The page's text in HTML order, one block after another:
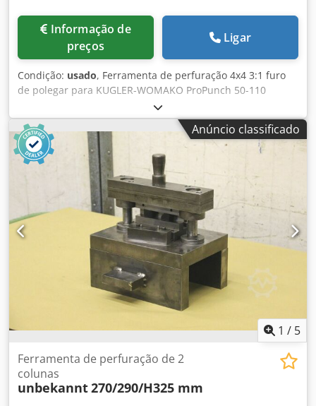
preços
Ligar
Condição: usado, Ferramenta de perfuração 4x4 3:1 furo
de polegar para KUGLER-WOMAKO ProPunch 50-110
Largura de trabalho 550 mm Ferramenta de perfuração
4x4 3:1 furo de polegar para KUGLER-WOMAKO ProPunch
50-110 Diâmetro do furo de polegar 20 mm Inspeção por
vídeo online via WhatsApp - MS Zoom - Telegram Em
estoque em Emskirchen/Nuremberg - Disponível
imediatamente - Pode ser testado Crjdpfx Afox Rdc Rs Hsf
Anúncio classificado
1 / 5
Ferramenta de perfuração de 2
colunas
unbekannt270/290/H325 mm